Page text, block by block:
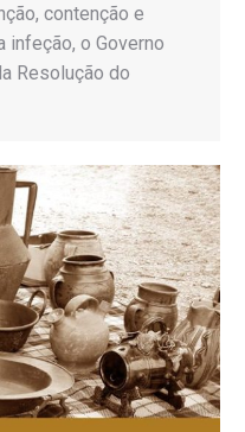
contenção e
infeção, o Governo
Resolução do